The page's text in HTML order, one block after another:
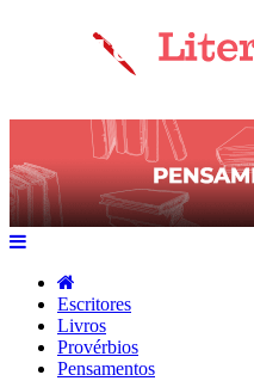
Escritores
Livros
Provérbios
Pensamentos